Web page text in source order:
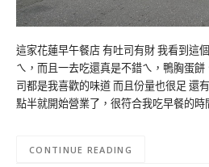
這家花蓮早午餐店 有吐司有財 我看到這
ㄟ，而且一去吃還真是不錯ㄟ，鴨胸蛋
司都是我喜歡的味道 而且份量也很足 還
點半就開始營業了，很符合我吃早餐的
CONTINUE READING